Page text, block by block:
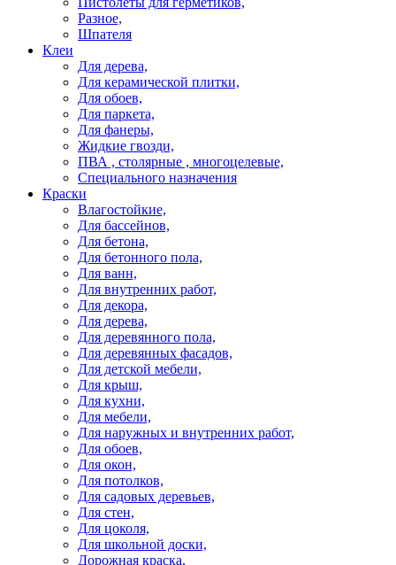
Разное,
Шпателя
Клеи
Для дерева,
Для керамической плитки,
Для обоев,
Для паркета,
Для фанеры,
Жидкие гвозди,
ПВА , столярные , многоцелевые,
Специального назначения
Краски
Влагостойкие,
Для бассейнов,
Для бетона,
Для бетонного пола,
Для ванн,
Для внутренних работ,
Для декора,
Для дерева,
Для деревянного пола,
Для деревянных фасадов,
Для детской мебели,
Для крыш,
Для кухни,
Для мебели,
Для наружных и внутренних работ,
Для обоев,
Для окон,
Для потолков,
Для садовых деревьев,
Для стен,
Для цоколя,
Для школьной доски,
Дорожная краска,